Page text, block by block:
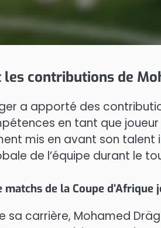
contributions de
a apporté des
en tant que
mis en avant son
de l’équipe durant le
de la Coupe d’Afrique
sa carrière, Mohamed